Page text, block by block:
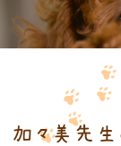
加々美先生